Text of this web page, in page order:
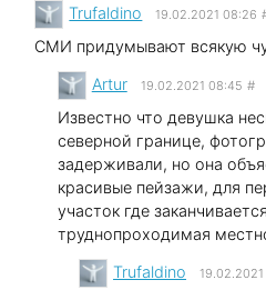
Trufaldino 19.02.2021 08:26
СМИ придумывают всякую
Artur 19.02.2021 08:45 #
Известно что девушка
северной границе,
задерживали, но она
красивые пейзажи, для
участок где
труднопроходимая
Trufaldino